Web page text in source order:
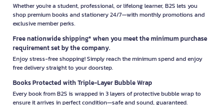
Whether you're a student, professional, or lifelong learner, B2S lets you
shop premium books and stationery 24/7—with monthly promotions and
exclusive member perks.
Free nationwide shipping* when you meet the minimum purchase
requirement set by the company.
Enjoy stress-free shopping! Simply reach the minimum spend and enjoy
free delivery straight to your doorstep.
Books Protected with Triple-Layer Bubble Wrap
Every book from B2S is wrapped in 3 layers of protective bubble wrap to
ensure it arrives in perfect condition—safe and sound, guaranteed.